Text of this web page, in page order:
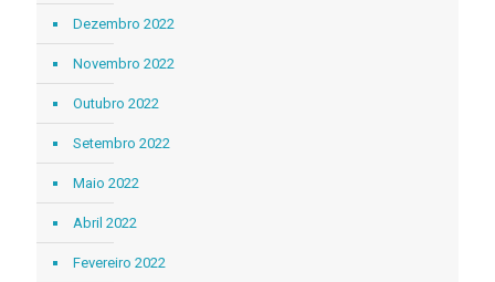
Dezembro 2022
Novembro 2022
Outubro 2022
Setembro 2022
Maio 2022
Abril 2022
Fevereiro 2022